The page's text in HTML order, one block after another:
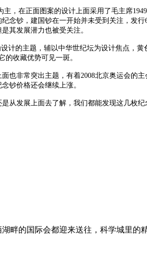
在正面图案的设计上面采用了毛主席
钞，建国钞在一开始并未受到关注，发
其发展潜力也被受关注。
的主题，辅以中华世纪坛为设计焦点，黄
的收藏优势可见一斑。
非常突出主题，有着2008北京奥运会的
钞价格还会继续上涨。
发展上面去了解，我们都能发现这几枚纪
畔的国际会都迎来送往，科学城里